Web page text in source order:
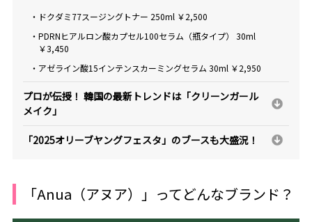
・ドクダミ77スージングトナー 250ml ￥2,500
・PDRNヒアルロン酸カプセル100セラム（瓶タイプ） 30ml
￥3,450
・アゼライン酸15インテンスカーミングセラム 30ml ￥2,950
プロが伝授！ 韓国の最新トレンドは「クリーンガール
メイク」
「2025オリーブヤングフェスタ」のブースも大盛況！
「Anua（アヌア）」ってどんなブランド？